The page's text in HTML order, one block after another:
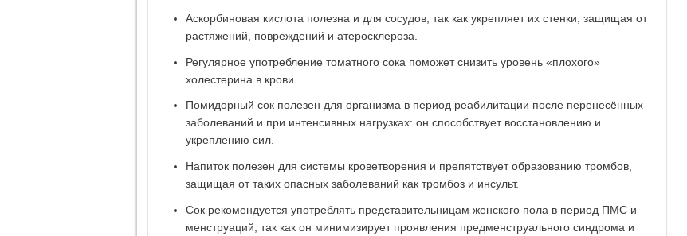
Аскорбиновая кислота полезна и для сосудов, так как укрепляет их стенки, защищая от
растяжений, повреждений и атеросклероза.
Регулярное употребление томатного сока поможет снизить уровень «плохого»
холестерина в крови.
Помидорный сок полезен для организма в период реабилитации после перенесённых
заболеваний и при интенсивных нагрузках: он способствует восстановлению и
укреплению сил.
Напиток полезен для системы кроветворения и препятствует образованию тромбов,
защищая от таких опасных заболеваний как тромбоз и инсульт.
Сок рекомендуется употреблять представительницам женского пола в период ПМС и
менструаций, так как он минимизирует проявления предменструального синдрома и